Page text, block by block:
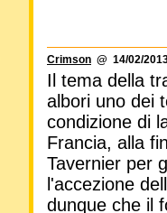
Crimson @ 14/02/
Il tema della
albori uno dei
condizione di
Francia, alla
Tavernier per
l'accezione
dunque che il